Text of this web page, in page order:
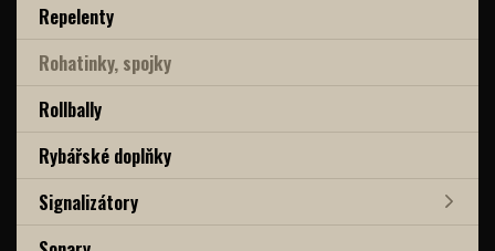
Repelenty
Rohatinky, spojky
Rollbally
Rybářské doplňky
Signalizátory